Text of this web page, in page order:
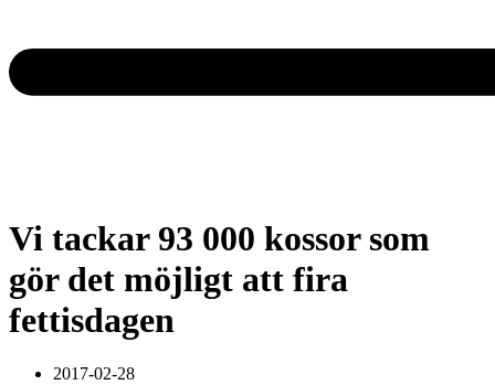
Vi tackar 93 000 kossor som
gör det möjligt att fira
fettisdagen
2017-02-28